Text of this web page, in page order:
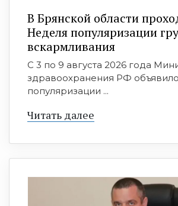
В Брянской области
Неделя популяризации
вскармливания
С 3 по 9 августа 2026 года
здравоохранения РФ
популяризации ...
Читать далее